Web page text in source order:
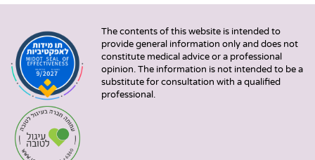
The contents of this website is intended to
provide general information only and does not
constitute medical advice or a professional
opinion. The information is not intended to be a
substitute for consultation with a qualified
professional.